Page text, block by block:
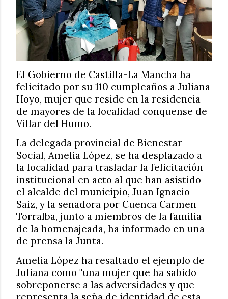
El Gobierno de Castilla-La Mancha ha
felicitado por su 110 cumpleaños a Juliana
Hoyo, mujer que reside en la residencia
de mayores de la localidad conquense de
Villar del Humo.
La delegada provincial de Bienestar
Social, Amelia López, se ha desplazado a
la localidad para trasladar la felicitación
institucional en acto al que han asistido
el alcalde del municipio, Juan Ignacio
Saiz, y la senadora por Cuenca Carmen
Torralba, junto a miembros de la familia
de la homenajeada, ha informado en una
de prensa la Junta.
Amelia López ha resaltado el ejemplo de
Juliana como "una mujer que ha sabido
sobreponerse a las adversidades y que